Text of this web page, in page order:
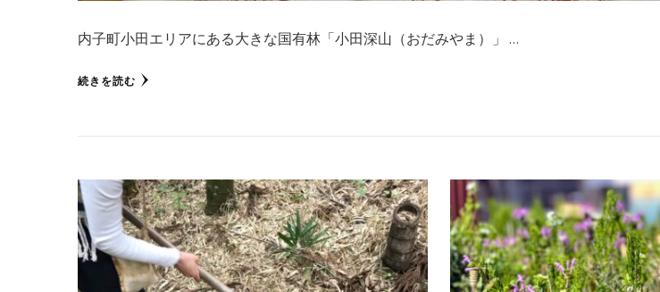
内子町小田エリアにある大きな国有林「小田深山（おだみやま）」 …
続きを読む